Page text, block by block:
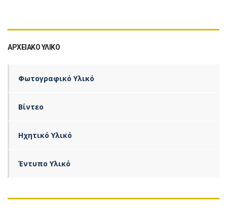
ΑΡΧΕΙΑΚΌ ΥΛΙΚΌ
Φωτογραφικό Υλικό
Βίντεο
Ηχητικό Υλικό
Έντυπο Υλικό